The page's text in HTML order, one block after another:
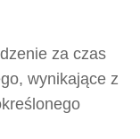
za czas
wynikające z